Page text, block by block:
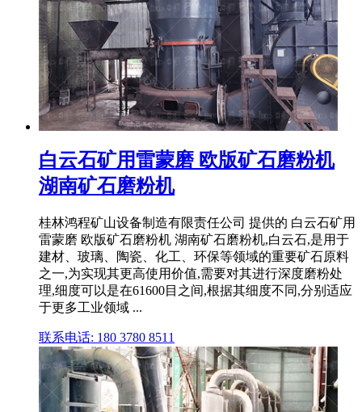
白云石矿用雷蒙磨 欧版矿石磨粉机
湖南矿石磨粉机
桂林鸿程矿山设备制造有限责任公司 提供的 白云石矿用
雷蒙磨 欧版矿石磨粉机 湖南矿石磨粉机,白云石,是用于
建材、玻璃、陶瓷、化工、环保等领域的重要矿石原料
之一,为实现其更高使用价值,需要对其进行深度磨粉处
理,细度可以是在61600目之间,根据其细度不同,分别适应
于更多工业领域 ...
联系电话: 180 3780 8511